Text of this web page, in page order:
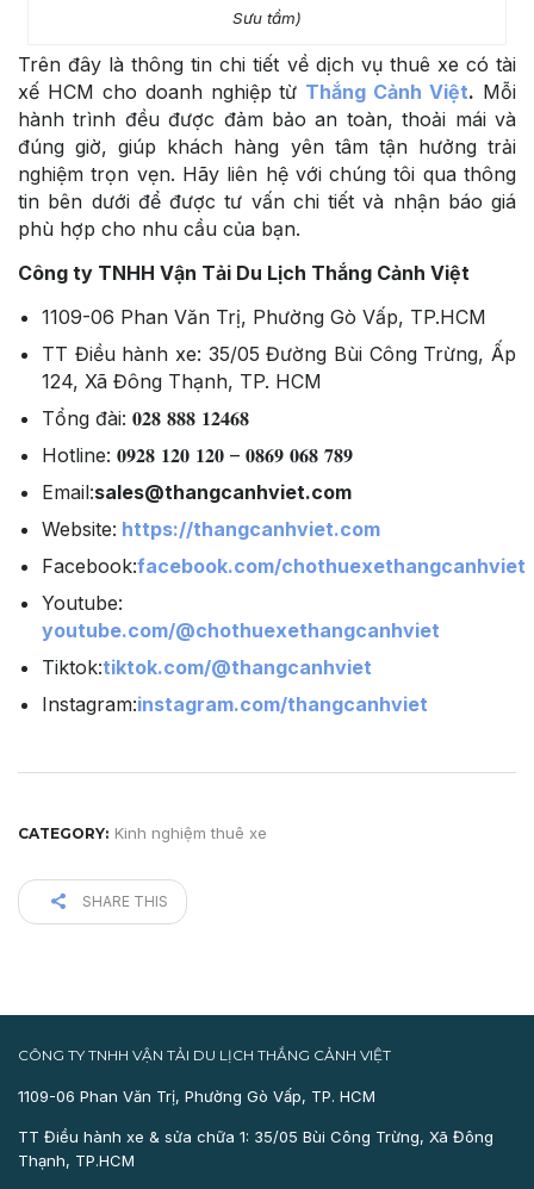
Sưu tầm)
Trên đây là thông tin chi tiết về dịch vụ thuê xe có tài
xế HCM cho doanh nghiệp từ Thắng Cảnh Việt. Mỗi
hành trình đều được đảm bảo an toàn, thoải mái và
đúng giờ, giúp khách hàng yên tâm tận hưởng trải
nghiệm trọn vẹn. Hãy liên hệ với chúng tôi qua thông
tin bên dưới để được tư vấn chi tiết và nhận báo giá
phù hợp cho nhu cầu của bạn.
Công ty TNHH Vận Tải Du Lịch Thắng Cảnh Việt
1109-06 Phan Văn Trị, Phường Gò Vấp, TP.HCM
TT Điều hành xe: 35/05 Đường Bùi Công Trừng, Ấp
124, Xã Đông Thạnh, TP. HCM
Tổng đài: 𝟎𝟐𝟖 𝟖𝟖𝟖 𝟏𝟐𝟒𝟔𝟖
Hotline: 𝟎𝟗𝟐𝟖 𝟏𝟐𝟎 𝟏𝟐𝟎 – 𝟎𝟖𝟔𝟗 𝟎𝟔𝟖 𝟕𝟖𝟗
Email:sales@thangcanhviet.com
Website: https://thangcanhviet.com
Facebook:facebook.com/chothuexethangcanhviet
Youtube:
youtube.com/@chothuexethangcanhviet
Tiktok:tiktok.com/@thangcanhviet
Instagram:instagram.com/thangcanhviet
CATEGORY: Kinh nghiệm thuê xe
SHARE THIS
CÔNG TY TNHH VẬN TẢI DU LỊCH THẮNG CẢNH VIỆT
1109-06 Phan Văn Trị, Phường Gò Vấp, TP. HCM
TT Điều hành xe & sửa chữa 1: 35/05 Bùi Công Trừng, Xã Đông
Thạnh, TP.HCM